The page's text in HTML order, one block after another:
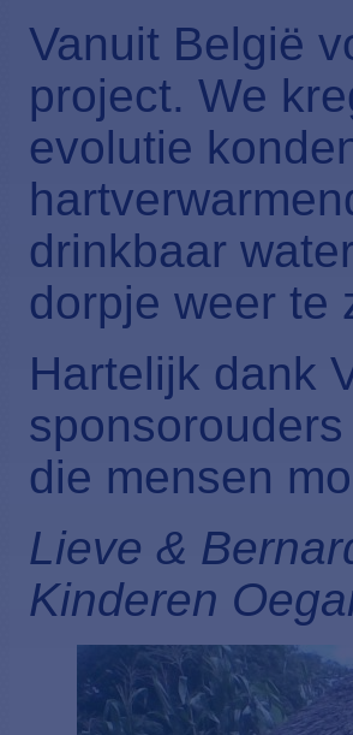
Vanuit België
project. We
evolutie
drinkbaar
dorpje weer
Hartelijk dank
die mensen
Lieve &
Kinderen